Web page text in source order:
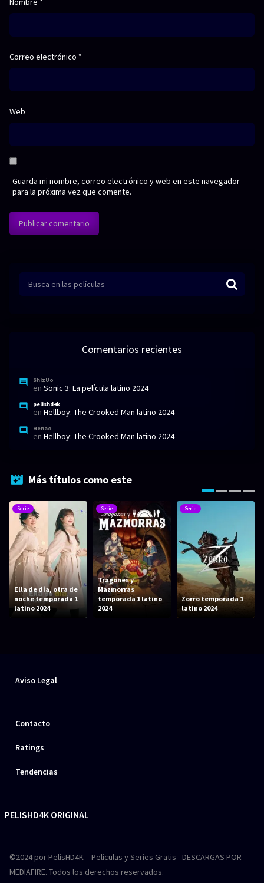
Correo electrónico *
Web
Guarda mi nombre, correo electrónico y web en este navegador
para la próxima vez que comente.
Comentarios recientes
ShIzUo
en Sonic 3: La película latino 2024
pelishd4k
en Hellboy: The Crooked Man latino 2024
Henao
en Hellboy: The Crooked Man latino 2024
Más títulos como este
Serie
Ella de día, otra de
noche temporada 1
latino 2024
Serie
Tragones y
Mazmorras
temporada 1 latino
2024
Serie
Zorro temporada 1
latino 2024
Aviso Legal
Contacto
Ratings
Tendencias
PELISHD4K ORIGINAL
©2024 por PelisHD4K – Peliculas y Series Gratis - DESCARGAS POR
MEDIAFIRE. Todos los derechos reservados.